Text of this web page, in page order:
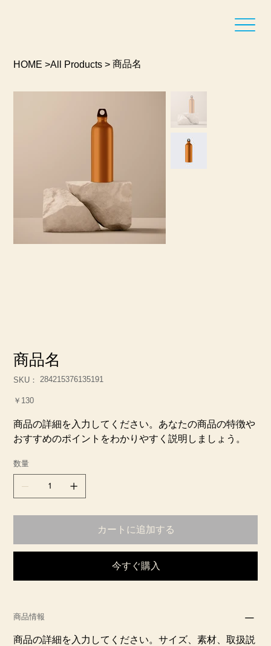
HOME >All Products > 商品名
商品名
SKU：
SKU：
284215376135191
価
￥130
商品の詳細を入力してください。あなたの商品の特徴や
おすすめのポイントをわかりやすく説明しましょう。
数量
カートに追加する
今すぐ購入
商品情報
商品の詳細を入力してください。サイズ、素材、取扱説